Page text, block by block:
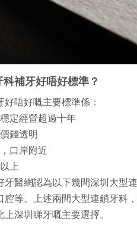
補牙好唔好標準？
唔好嘅主要標準係：
定經營超過十年
錢透明
口岸附近
上
牙醫網認為以下幾間深圳大型
腔等。上述兩間大型連鎖牙科
深圳睇牙嘅主要選擇。